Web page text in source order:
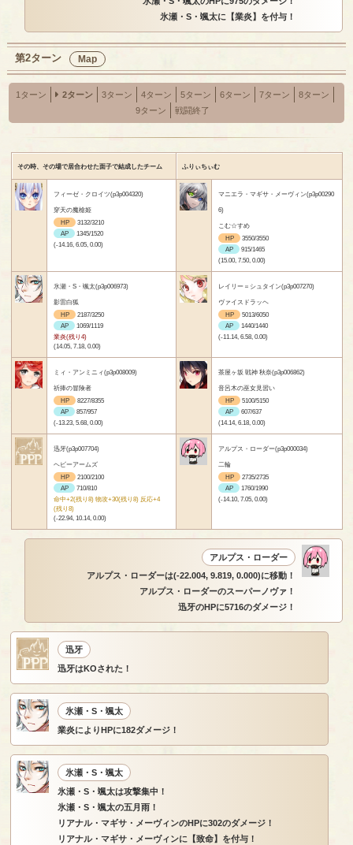
氷瀬・S・颯太に【業炎】を付与！
第2ターン Map
1ターン 2ターン 3ターン 4ターン 5ターン 6ターン 7ターン
8ターン
9ターン
戦闘終了
その時、その場で居合わせた面子で結成したチーム ふりぃちぃむ
フィーゼ・クロイツ(p3p004320)
穿天の魔槍姫
HP
3132/3210
AP
1345/1520
(-14.16, 6.05, 0.00)
マニエラ・マギサ・メーヴィン(p3p00290
6)
こむ☆すめ
HP
3550/3550
AP
915/1465
(15.00, 7.50, 0.00)
氷瀬・S・颯太(p3p006973)
影雷白狐
HP
2187/3250
AP
1069/1119
業炎(残り4)
(14.05, 7.18, 0.00)
レイリー＝シュタイン(p3p007270)
ヴァイスドラッヘ
HP
5013/6050
AP
1440/1440
(-11.14, 6.58, 0.00)
ミィ・アンミニィ(p3p008009)
祈捧の冒険者
HP
8227/8355
AP
857/957
(-13.23, 5.68, 0.00)
茶屋ヶ坂 戦神 秋奈(p3p006862)
音呂木の巫女見習い
HP
5100/5150
AP
607/637
(14.14, 6.18, 0.00)
迅牙(p3p007704)
ヘビーアームズ
HP
2100/2100
AP
710/810
命中+2(残り8) 物攻+30(残り8) 反応+4
(残り8)
(-22.94, 10.14, 0.00)
アルプス・ローダー(p3p000034)
二輪
HP
2735/2735
AP
1760/1990
(-14.10, 7.05, 0.00)
アルプス・ローダー
アルプス・ローダーは(-22.004, 9.819, 0.000)に移動！
アルプス・ローダーのスーパーノヴァ！
迅牙のHPに5716のダメージ！
迅牙
迅牙はKOされた！
氷瀬・S・颯太
業炎によりHPに182ダメージ！
氷瀬・S・颯太
氷瀬・S・颯太は攻撃集中！
氷瀬・S・颯太の五月雨！
リアナル・マギサ・メーヴィンのHPに302のダメージ！
リアナル・マギサ・メーヴィンに【致命】を付与！